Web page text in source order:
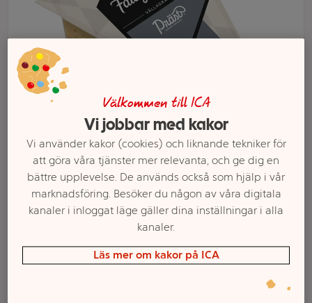
Välj butik och handla
Sortimentet kan variera mellan butikerna
Välkommen till ICA
Vi jobbar med kakor
Vi använder kakor (cookies) och liknande tekniker för
att göra våra tjänster mer relevanta, och ge dig en
bättre upplevelse. De används också som hjälp i vår
marknadsföring. Besöker du någon av våra digitala
kanaler i inloggat läge gäller dina inställningar i alla
kanaler.
Läs mer om kakor på ICA